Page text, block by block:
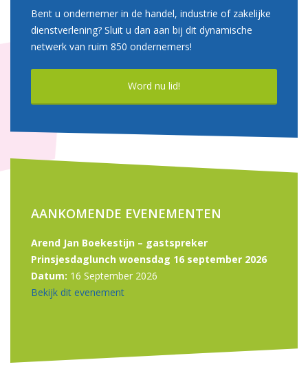
Bent u ondernemer in de handel, industrie of zakelijke
dienstverlening? Sluit u dan aan bij dit dynamische
netwerk van ruim 850 ondernemers!
Word nu lid!
AANKOMENDE EVENEMENTEN
Arend Jan Boekestijn – gastspreker
Prinsjesdaglunch woensdag 16 september 2026
Datum: 16 September 2026
Bekijk dit evenement